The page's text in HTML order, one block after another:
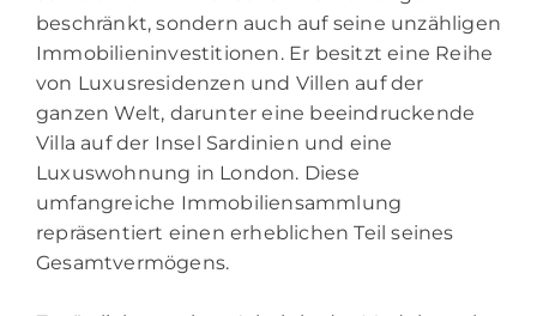
beschränkt, sondern auch auf seine unzähligen
Immobilieninvestitionen. Er besitzt eine Reihe
von Luxusresidenzen und Villen auf der
ganzen Welt, darunter eine beeindruckende
Villa auf der Insel Sardinien und eine
Luxuswohnung in London. Diese
umfangreiche Immobiliensammlung
repräsentiert einen erheblichen Teil seines
Gesamtvermögens.